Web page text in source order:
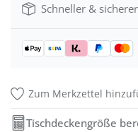
Schneller &
Zum Merkzettel
Tischdeckengröße